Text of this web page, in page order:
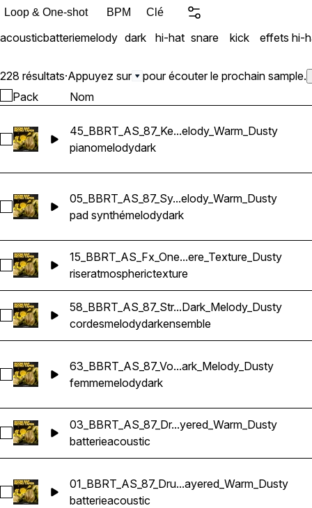
you can use the sounds
Loop & One-shot BPM Clé
acousticbatteriemelody dark hi-hat snare kick effets hi-
228 résultats·Appuyez sur
pour écouter le prochain sample.
Pack
Nom
Sélectionnez
45_BBRT_AS_87_Ke...elody_Warm_Dusty
pianomelodydark
Sélectionnez
05_BBRT_AS_87_Sy...elody_Warm_Dusty
pad synthémelodydark
Sélectionnez 15_BBRT_AS_Fx_One-
15_BBRT_AS_Fx_One...ere_Texture_Dusty
riseratmospherictexture
Sélectionnez
58_BBRT_AS_87_Str...Dark_Melody_Dusty
cordesmelodydarkensemble
Sélectionnez
63_BBRT_AS_87_Vo...ark_Melody_Dusty
femmemelodydark
Sélectionnez
03_BBRT_AS_87_Dr...yered_Warm_Dusty
batterieacoustic
Sélectionnez
01_BBRT_AS_87_Dru...ayered_Warm_Dusty
batterieacoustic